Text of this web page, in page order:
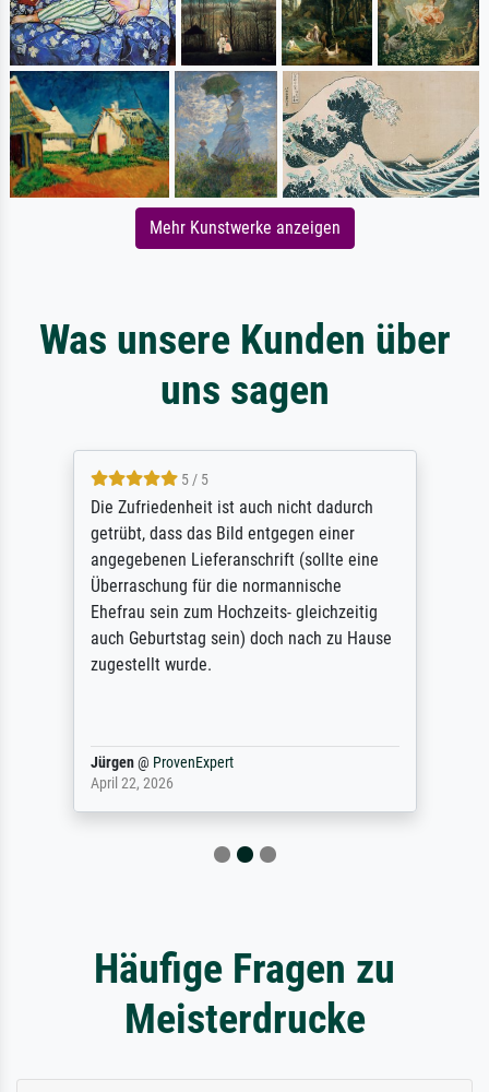
Mehr Kunstwerke anzeigen
Was unsere Kunden über
uns sagen
5 / 5
Die Zufriedenheit ist auch nicht dadurch
getrübt, dass das Bild entgegen einer
angegebenen Lieferanschrift (sollte eine
Überraschung für die normannische
Ehefrau sein zum Hochzeits- gleichzeitig
auch Geburtstag sein) doch nach zu Hause
zugestellt wurde.
Jürgen@ ProvenExpert
April 22, 2026
Häufige Fragen zu
Meisterdrucke